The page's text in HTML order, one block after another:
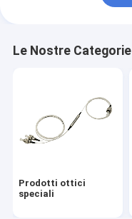
Le Nostre Categorie
Prodotti ottici
speciali